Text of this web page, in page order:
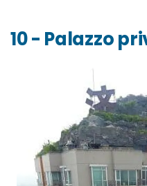
10 - Palazzo